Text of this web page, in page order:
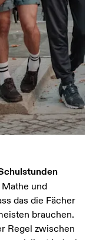
und
das die Fächer
brauchen.
Regel zwischen